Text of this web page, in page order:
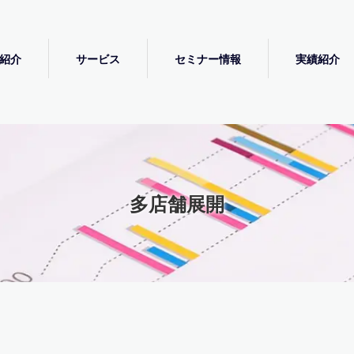
介 サービス セミナー情報 実績紹介
多店舗展開